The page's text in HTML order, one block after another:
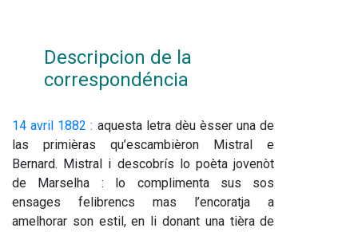
Descripcion de la
correspondéncia
14 avril 1882 : aquesta letra dèu èsser una de
las primièras qu’escambièron Mistral e
Bernard. Mistral i descobrís lo poèta jovenòt
de Marselha : lo complimenta sus sos
ensages felibrencs mas l’encoratja a
amelhorar son estil, en li donant una tièra de